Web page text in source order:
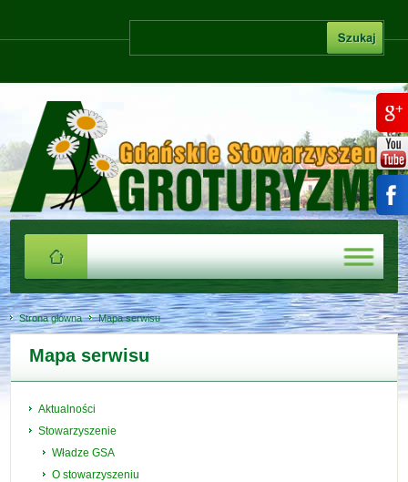
Strona główna Mapa serwisu
Mapa serwisu
Aktualności
Stowarzyszenie
Władze GSA
O stowarzyszeniu